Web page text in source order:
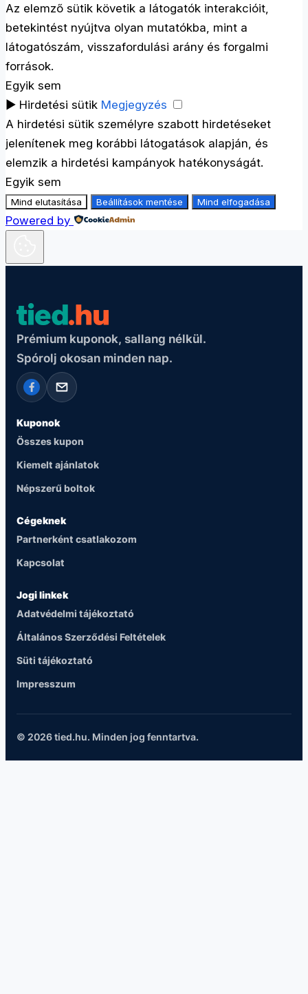
Az elemző sütik követik a látogatók interakcióit,
betekintést nyújtva olyan mutatókba, mint a
látogatószám, visszafordulási arány és forgalmi
források.
Egyik sem
► Hirdetési sütik Megjegyzés
A hirdetési sütik személyre szabott hirdetéseket
jelenítenek meg korábbi látogatások alapján, és
elemzik a hirdetési kampányok hatékonyságát.
Egyik sem
Mind elutasítása Beállítások mentése Mind elfogadása
Powered by
Prémium kuponok, sallang nélkül.
Spórolj okosan minden nap.
Kuponok
Összes kupon
Kiemelt ajánlatok
Népszerű boltok
Cégeknek
Partnerként csatlakozom
Kapcsolat
Jogi linkek
Adatvédelmi tájékoztató
Általános Szerződési Feltételek
Süti tájékoztató
Impresszum
© 2026 tied.hu. Minden jog fenntartva.